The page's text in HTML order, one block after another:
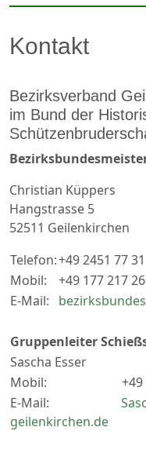
Kontakt
Bezirksverband
im Bund der
Christian Küppers
Hangstrasse 5
52511 Geilenkirchen
Telefon:+49 2451 77 31
Mobil:
+49 177 217
E-Mail:
Gruppenleiter
Sascha Esser
Mobil: +49
E-Mail:
geilenkirchen.de